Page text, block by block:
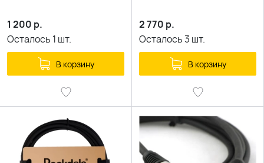
1 200 р.
Осталось 1 шт.
В корзину
2 770 р.
Осталось3 шт.
В корзину